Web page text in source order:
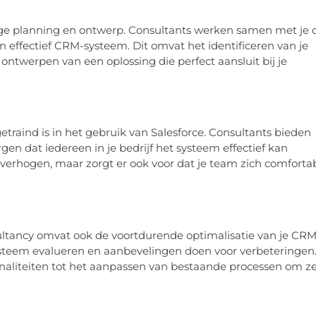
planning en ontwerp. Consultants werken samen met je
effectief CRM-systeem. Dit omvat het identificeren van je
van een oplossing die perfect aansluit bij je
is in het gebruik van Salesforce. Consultants bieden
dat iedereen in je bedrijf het systeem effectief kan
maar zorgt er ook voor dat je team zich
omvat ook de voortdurende optimalisatie van je
evalueren en aanbevelingen doen voor verbeteringen.
tot het aanpassen van bestaande processen om